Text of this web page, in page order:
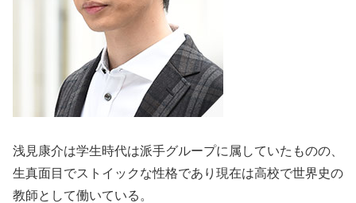
浅見康介は学生時代は派手グループに属していたものの、
生真面目でストイックな性格であり現在は高校で世界史の
教師として働いている。